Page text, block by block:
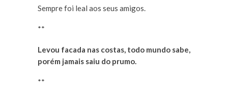
Sempre foi leal aos seus amigos.
**
Levou facada nas costas, todo mundo sabe,
porém jamais saiu do prumo.
**